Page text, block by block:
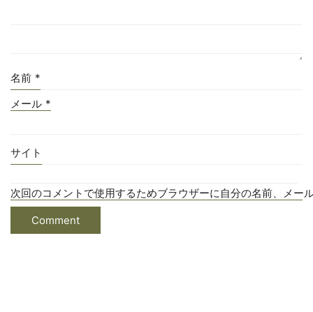
名前 *
メール *
サイト
次回のコメントで使用するためブラウザーに自分の名前、メー